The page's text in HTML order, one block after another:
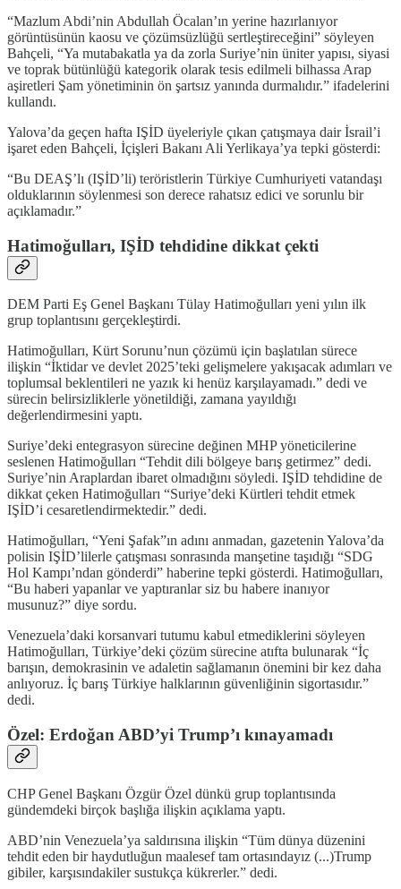
“Mazlum Abdi’nin Abdullah Öcalan’ın yerine hazırlanıyor
görüntüsünün kaosu ve çözümsüzlüğü sertleştireceğini” söyleyen
Bahçeli, “Ya mutabakatla ya da zorla Suriye’nin üniter yapısı, siyasi
ve toprak bütünlüğü kategorik olarak tesis edilmeli bilhassa Arap
aşiretleri Şam yönetiminin ön şartsız yanında durmalıdır.” ifadelerini
kullandı.
Yalova’da geçen hafta IŞİD üyeleriyle çıkan çatışmaya dair İsrail’i
işaret eden Bahçeli, İçişleri Bakanı Ali Yerlikaya’ya tepki gösterdi:
“Bu DEAŞ’lı (IŞİD’li) teröristlerin Türkiye Cumhuriyeti vatandaşı
olduklarının söylenmesi son derece rahatsız edici ve sorunlu bir
açıklamadır.”
Hatimoğulları, IŞİD tehdidine dikkat çekti
DEM Parti Eş Genel Başkanı Tülay Hatimoğulları yeni yılın ilk
grup toplantısını gerçekleştirdi.
Hatimoğulları, Kürt Sorunu’nun çözümü için başlatılan sürece
ilişkin “İktidar ve devlet 2025’teki gelişmelere yakışacak adımları ve
toplumsal beklentileri ne yazık ki henüz karşılayamadı.” dedi ve
sürecin belirsizliklerle yönetildiği, zamana yayıldığı
değerlendirmesini yaptı.
Suriye’deki entegrasyon sürecine değinen MHP yöneticilerine
seslenen Hatimoğulları “Tehdit dili bölgeye barış getirmez” dedi.
Suriye’nin Araplardan ibaret olmadığını söyledi. IŞİD tehdidine de
dikkat çeken Hatimoğulları “Suriye’deki Kürtleri tehdit etmek
IŞİD’i cesaretlendirmektedir.” dedi.
Hatimoğulları, “Yeni Şafak”ın adını anmadan, gazetenin Yalova’da
polisin IŞİD’lilerle çatışması sonrasında manşetine taşıdığı “SDG
Hol Kampı’ndan gönderdi” haberine tepki gösterdi. Hatimoğulları,
“Bu haberi yapanlar ve yaptıranlar siz bu habere inanıyor
musunuz?” diye sordu.
Venezuela’daki korsanvari tutumu kabul etmediklerini söyleyen
Hatimoğulları, Türkiye’deki çözüm sürecine atıfta bulunarak “İç
barışın, demokrasinin ve adaletin sağlamanın önemini bir kez daha
anlıyoruz. İç barış Türkiye halklarının güvenliğinin sigortasıdır.”
dedi.
Özel: Erdoğan ABD’yi Trump’ı kınayamadı
CHP Genel Başkanı Özgür Özel dünkü grup toplantısında
gündemdeki birçok başlığa ilişkin açıklama yaptı.
ABD’nin Venezuela’ya saldırısına ilişkin “Tüm dünya düzenini
tehdit eden bir haydutluğun maalesef tam ortasındayız (...)Trump
gibiler, karşısındakiler sustukça kükrerler.” dedi.